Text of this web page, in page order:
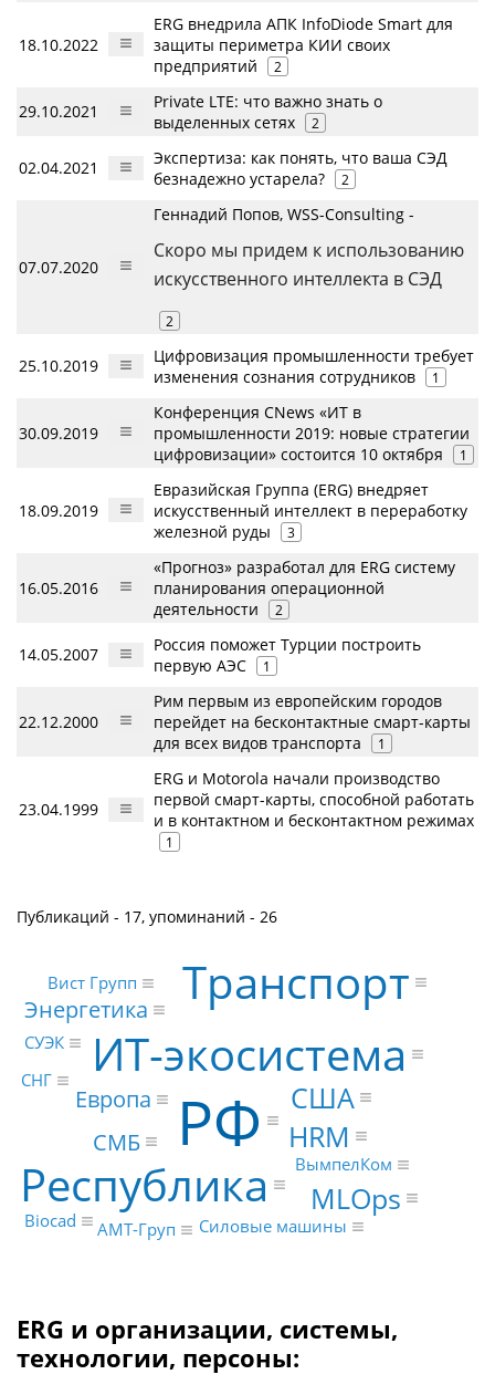
18.10.2022
ERG внедрила АПК InfoDiode Smart для
защиты периметра КИИ своих
предприятий
2
29.10.2021
Private LTE: что важно знать о
выделенных сетях
2
02.04.2021
Экспертиза: как понять, что ваша СЭД
безнадежно устарела?
2
07.07.2020
Геннадий Попов, WSS-Consulting -
Скоро мы придем к использованию
искусственного интеллекта в СЭД
2
25.10.2019
Цифровизация промышленности требует
изменения сознания сотрудников
1
30.09.2019
Конференция CNews «ИТ в
промышленности 2019: новые стратегии
цифровизации» состоится 10 октября
1
18.09.2019
Евразийская Группа (ERG) внедряет
искусственный интеллект в переработку
железной руды
3
16.05.2016
«Прогноз» разработал для ERG систему
планирования операционной
деятельности
2
14.05.2007
Россия поможет Турции построить
первую АЭС
1
22.12.2000
Рим первым из европейским городов
перейдет на бесконтактные смарт-карты
для всех видов транспорта
1
23.04.1999
ERG и Motorola начали производство
первой смарт-карты, способной работать
и в контактном и бесконтактном режимах
1
Публикаций - 17, упоминаний - 26
РФ
ИТ-экосистема
Республика
Транспорт
MLOps
HRM
США
Европа
Энергетика
СМБ
ВымпелКом
Вист Групп
Biocad АМТ-Груп Силовые машины
СУЭК
СНГ
ERG и организации, системы,
технологии, персоны: